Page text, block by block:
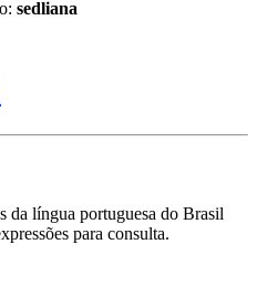
sedliana
da língua portuguesa do Brasil
para consulta.